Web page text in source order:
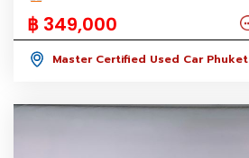
฿ 349,000
Master Certified Used Car Phuket